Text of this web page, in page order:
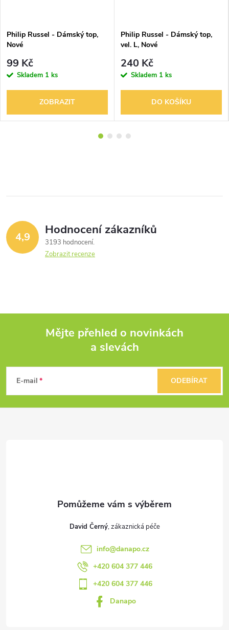
Philip Russel - Dámský top,
Nové
99 Kč
Skladem 1 ks
ZOBRAZIT
Philip Russel - Dámský top,
vel. L, Nové
240 Kč
Skladem 1 ks
DO KOŠÍKU
4,9 Hodnocení zákazníků
3193 hodnocení
Zobrazit recenze
p
Mějte přehled o novinkách
a slevách
E-mail ODEBÍRAT
David Černý
info@danapo.cz
+420 604 377 446
+420 604 377 446
Danapo